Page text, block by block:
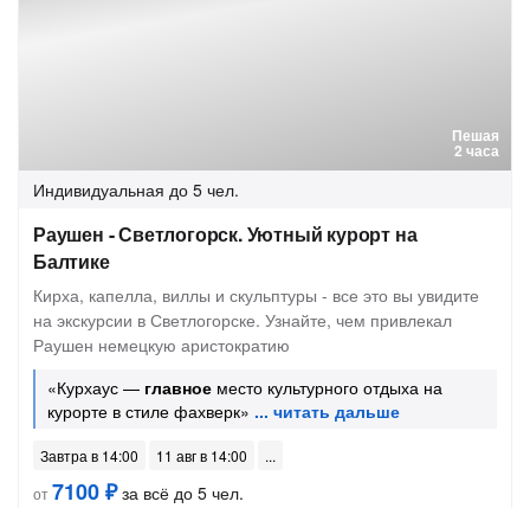
Пешая
2 часа
Индивидуальная до 5 чел.
Раушен - Светлогорск. Уютный курорт на
Балтике
Кирха, капелла, виллы и скульптуры - все это вы увидите
на экскурсии в Светлогорске. Узнайте, чем привлекал
Раушен немецкую аристократию
«Курхаус — главное место культурного отдыха на
курорте в стиле фахверк»
Завтра в 14:00
11 авг в 14:00
от7100 ₽за всё до 5 чел.